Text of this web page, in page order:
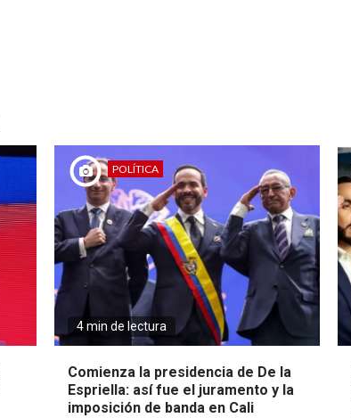
POLÍTICA
4 min de lectura
Comienza la presidencia de De la
Espriella: así fue el juramento y la
imposición de banda en Cali